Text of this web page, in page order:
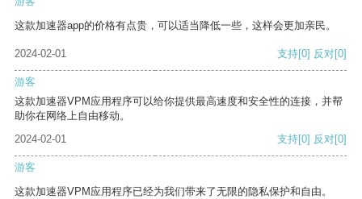
这款加速器app的价格有点贵，可以适当降低一些，这样会更加亲民。
2024-02-01 支持[0] 反对[0]
游客
这款加速器VPM应用程序可以给你提供最高速度和安全性的连接，并帮
助你在网络上自由移动。
2024-02-01
支持[0] 反对[0]
游客
这款加速器VPM应用程序已经为我们带来了无限的隐私保护和自由。